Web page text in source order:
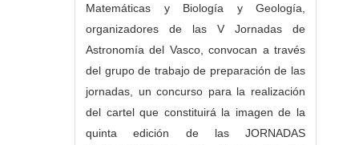
Matemáticas y Biología y Geología,
organizadores de las V Jornadas de
Astronomía del Vasco, convocan a través
del grupo de trabajo de preparación de las
jornadas, un concurso para la realización
del cartel que constituirá la imagen de la
quinta edición de las JORNADAS